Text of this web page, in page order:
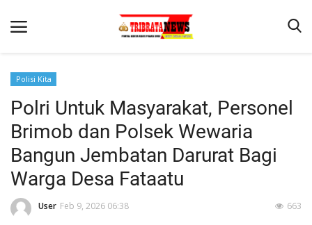
Beranda
Terms & Conditions
Reskrim
Binkam
Lantas
Polisi Kita
Polri Untuk Masyarakat, Personel
Brimob dan Polsek Wewaria
Bangun Jembatan Darurat Bagi
Warga Desa Fataatu
User Feb 9, 2026 06:38 663